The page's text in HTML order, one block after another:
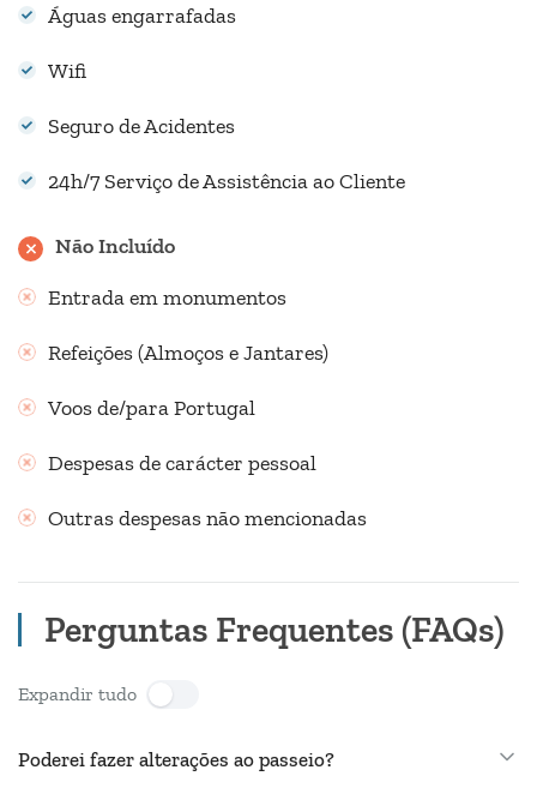
Águas engarrafadas
Wifi
Seguro de Acidentes
24h/7 Serviço de Assistência ao Cliente
Não Incluído
Entrada em monumentos
Refeições (Almoços e Jantares)
Voos de/para Portugal
Despesas de carácter pessoal
Outras despesas não mencionadas
Perguntas Frequentes (FAQs)
Expandir tudo
Poderei fazer alterações ao passeio?